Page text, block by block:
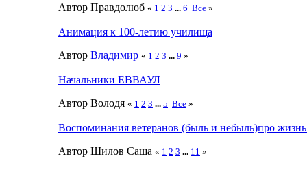
Автор Правдолюб « 1 2 3 ... 6 Все »
Анимация к 100-летию училища
Автор Влaдимир « 1 2 3 ... 9 »
Начальники ЕВВАУЛ
Автор Володя « 1 2 3 ... 5 Все »
Воспоминания ветеранов (быль и небыль)про
Автор Шилов Саша « 1 2 3 ... 11 »